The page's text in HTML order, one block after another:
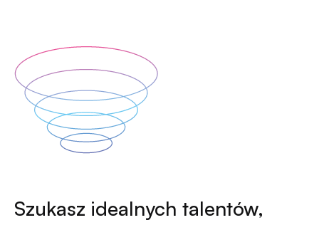
Szukasz idealnych talentów,